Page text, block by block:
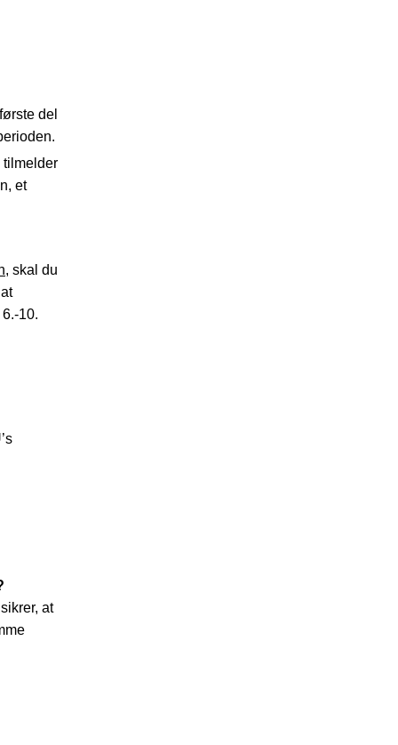
del
tilmelder
et
, skal du
10.
at